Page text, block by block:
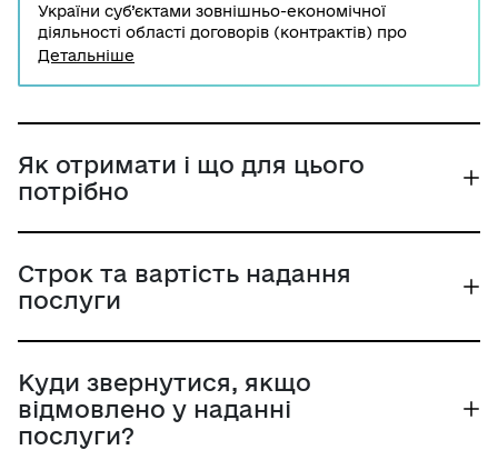
України суб’єктами зовнішньо-економічної
діяльності області договорів (контрактів) про
виробничу кооперацію, спільне виробництво та
доповнення до таких договорів (контрактів). Для
цього потрібно звернутись до суб'єкта надання
адміністративної послуги з необхідним пакетом
Детальніше
Як отримати і що для цього
потрібно
Строк та вартість надання
послуги
Куди звернутися, якщо
відмовлено у наданні
послуги?